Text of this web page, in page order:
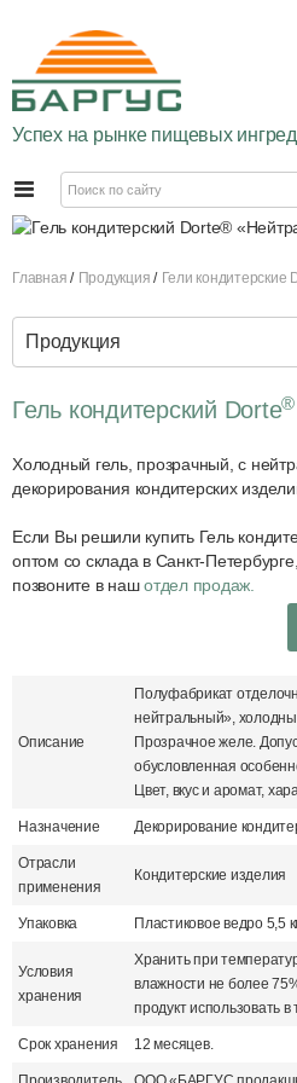
Успех на рынке пищевых
Главная Продукция Гели кондитерские
Продукция
Гель кондитерский Dorte®
Холодный гель, прозрачный, с
декорирования кондитерских
Если Вы решили купить Гель
оптом со склада в Санкт-
позвоните в нашотдел продаж.
Описание
Полуфабрикат
нейтральный»,
Прозрачное желе.
обусловленная
Цвет, вкус и аромат,
Назначение Декорирование
Отрасли
применения
Кондитерские изделия
Упаковка Пластиковое ведро 5,5
Условия
хранения
Хранить при
влажности не более
продукт использовать в
Срок хранения 12 месяцев.